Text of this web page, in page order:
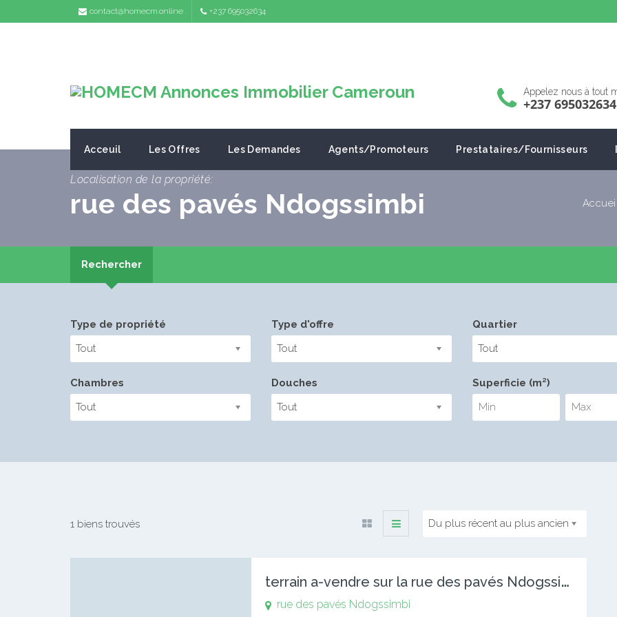
contact@homecm.online +237 695032634
Appelez nous à tout
+237 695032634
Acceuil Les Offres Les Demandes Agents/Promoteurs Prestataires/Fournisseurs
Localisation de la propriété:
rue des pavés Ndogssimbi
Rechercher
Type de propriété
Tout
Type d'offre
Tout
Quartier
Tout
Chambres
Tout
Douches
Tout
Superficie (m²)
1 biens trouvés Du plus récent au plus ancien
t
errain a-vendre sur la rue des pavés Ndogssimbi
rue des pavés Ndogssimbi